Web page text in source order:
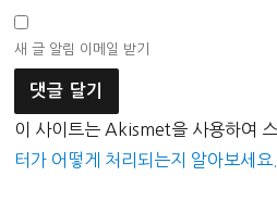
새 글 알림 이메일 받기
이 사이트는 Akismet을 사용하여
터가 어떻게 처리되는지 알아보세요.